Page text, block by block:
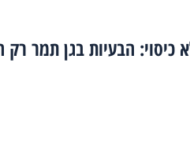
כיסוי: הבעיות בגן תמר רק